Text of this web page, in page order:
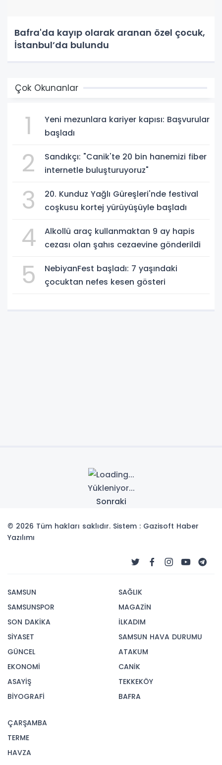
Bafra'da kayıp olarak aranan özel çocuk,
İstanbul’da bulundu
Çok Okunanlar
1
Yeni mezunlara kariyer kapısı: Başvurular
başladı
2
Sandıkçı: "Canik'te 20 bin hanemizi fiber
internetle buluşturuyoruz"
3
20. Kunduz Yağlı Güreşleri'nde festival
coşkusu kortej yürüyüşüyle başladı
4
Alkollü araç kullanmaktan 9 ay hapis
cezası olan şahıs cezaevine gönderildi
5
NebiyanFest başladı: 7 yaşındaki
çocuktan nefes kesen gösteri
Yükleniyor...
Sonraki
© 2026 Tüm hakları saklıdır. Sistem : Gazisoft Haber
Yazılımı
SAMSUN
SAMSUNSPOR
SON DAKİKA
SİYASET
GÜNCEL
EKONOMİ
ASAYİŞ
BİYOGRAFİ
SAĞLIK
MAGAZİN
İLKADIM
SAMSUN HAVA DURUMU
ATAKUM
CANİK
TEKKEKÖY
BAFRA
ÇARŞAMBA
TERME
HAVZA